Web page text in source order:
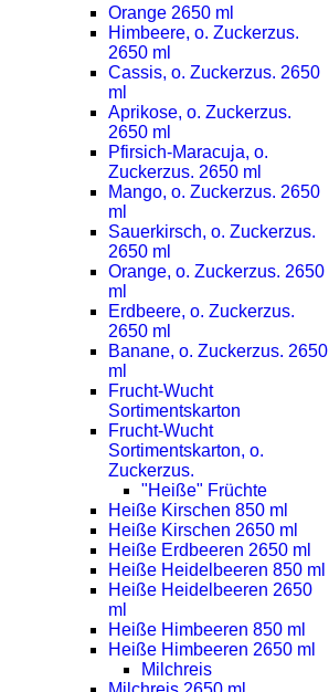
Orange 2650 ml
Himbeere, o. Zuckerzus.
2650 ml
Cassis, o. Zuckerzus. 2650
ml
Aprikose, o. Zuckerzus.
2650 ml
Pfirsich-Maracuja, o.
Zuckerzus. 2650 ml
Mango, o. Zuckerzus. 2650
ml
Sauerkirsch, o. Zuckerzus.
2650 ml
Orange, o. Zuckerzus. 2650
ml
Erdbeere, o. Zuckerzus.
2650 ml
Banane, o. Zuckerzus. 2650
ml
Frucht-Wucht
Sortimentskarton
Frucht-Wucht
Sortimentskarton, o.
Zuckerzus.
"Heiße" Früchte
Heiße Kirschen 850 ml
Heiße Kirschen 2650 ml
Heiße Erdbeeren 2650 ml
Heiße Heidelbeeren 850 ml
Heiße Heidelbeeren 2650
ml
Heiße Himbeeren 850 ml
Heiße Himbeeren 2650 ml
Milchreis